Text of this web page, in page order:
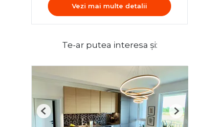
Vezi mai multe detalii
Te-ar putea interesa și:
Previous Next